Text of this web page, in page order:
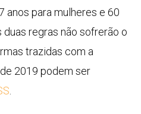
anos para mulheres e 60
duas regras não sofrerão o
trazidas com a
2019 podem ser